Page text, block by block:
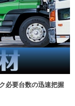
必要台数の迅速把握